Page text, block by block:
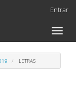
Entrar
Toggle
LETRAS